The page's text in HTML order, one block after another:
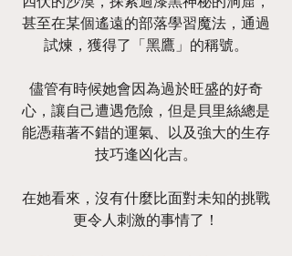
甚至在某個遙遠的部落學習魔法，通過
試煉，獲得了「黑鷹」的稱號。
儘管有時候她會因為過於旺盛的好奇
心，讓自己遭遇危險，但是貝里絲總是
能憑藉著不錯的運氣、以及強大的生存
技巧逢凶化吉。
在她看來，沒有什麼比面對未知的挑戰
更令人刺激的事情了！